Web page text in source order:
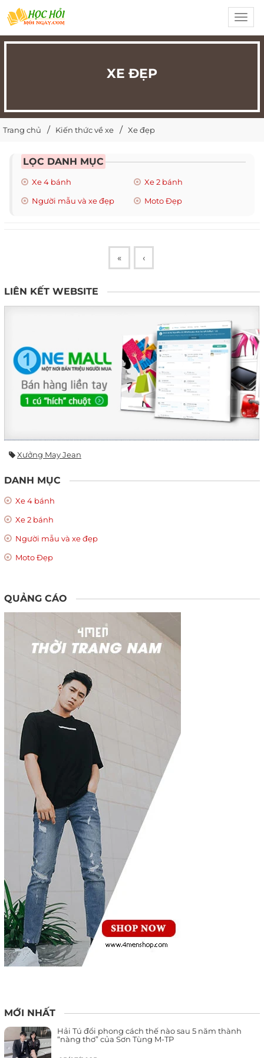
XE ĐẸP
Trang chủ Kiến thức về xe Xe đẹp
LỌC DANH MỤC
Xe 4 bánh
Xe 2 bánh
Người mẫu và xe đẹp
Moto Đẹp
« ‹
LIÊN KẾT WEBSITE
Xưởng May Jean
DANH MỤC
Xe 4 bánh
Xe 2 bánh
Người mẫu và xe đẹp
Moto Đẹp
QUẢNG CÁO
MỚI NHẤT
Hải Tú đổi phong cách thế nào sau 5 năm thành
“nàng thơ” của Sơn Tùng M-TP